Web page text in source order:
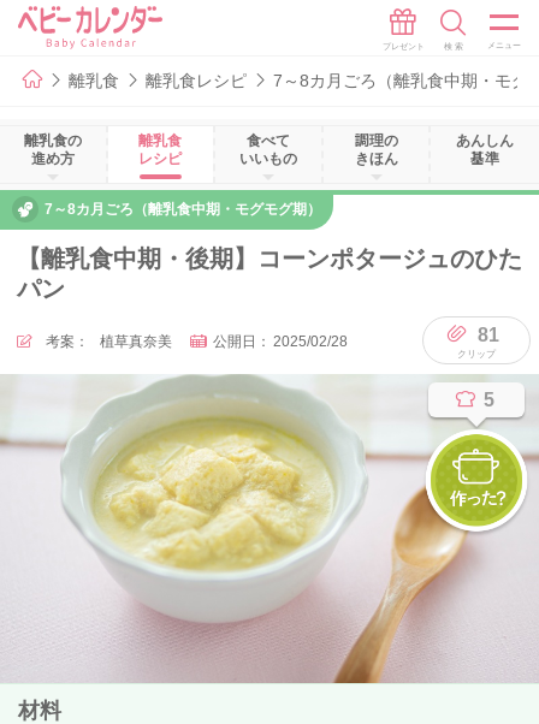
離乳食 離乳食レシピ 7～8カ月ごろ（離乳食中期・モグ
離乳食の
進め方
離乳食
レシピ
食べて
いいもの
調理の
きほん
あんしん
基準
7～8カ月ごろ（離乳食中期・モグモグ期）
【離乳食中期・後期】コーンポタージュのひた
パン
考案： 植草真奈美 公開日： 2025/02/28 81
5
材料